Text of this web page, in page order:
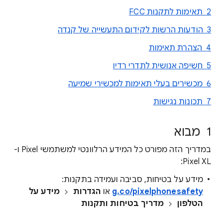
2 תאימות לתקנות FCC
3 הודעות הרשות לקידום התעשייה של קנדה
4 הצהרת תאימות
5 חשיפה אנושית לתדרי רדיו
6 מכשירים בעלי תאימות למכשירי שמיעה
7 תכונות נגישות
1 מבוא
במדריך הזה מפורט כל המידע הרלוונטי למשתמשי Pixel ו-
Pixel XL:
מידע על בטיחות, סביבה ועמידה בתקנות:
g.co/pixelphonesafety או הגדרות
מידע על
הטלפון
מדריך בטיחות ותקנות